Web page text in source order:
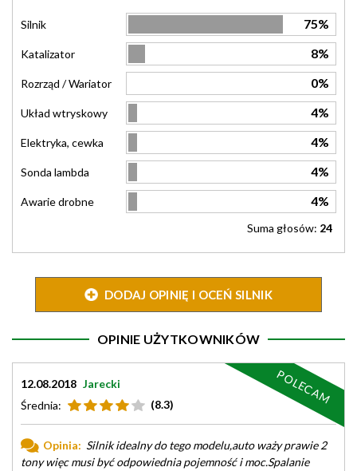
Silnik 75%
Katalizator 8%
Rozrząd / Wariator 0%
Układ wtryskowy 4%
Elektryka, cewka 4%
Sonda lambda 4%
Awarie drobne 4%
Suma głosów: 24
DODAJ OPINIĘ I OCEŃ SILNIK
OPINIE UŻYTKOWNIKÓW
12.08.2018 Jarecki
Średnia:
(8.3)
Opinia: Silnik idealny do tego modelu,auto waży prawie 2
tony więc musi być odpowiednia pojemność i moc.Spalanie
POLECAM